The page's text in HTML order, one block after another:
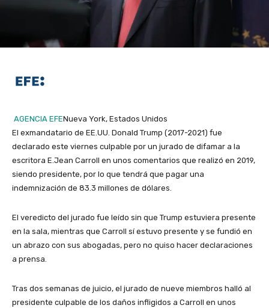
AGENCIA EFENueva York, Estados Unidos
El exmandatario de EE.UU. Donald Trump (2017-2021) fue
declarado este viernes culpable por un jurado de difamar a la
escritora E.Jean Carroll en unos comentarios que realizó en 2019,
siendo presidente, por lo que tendrá que pagar una
indemnización de 83.3 millones de dólares.
El veredicto del jurado fue leído sin que Trump estuviera presente
en la sala, mientras que Carroll sí estuvo presente y se fundió en
un abrazo con sus abogadas, pero no quiso hacer declaraciones
a prensa.
Tras dos semanas de juicio, el jurado de nueve miembros halló al
presidente culpable de los daños infligidos a Carroll en unos